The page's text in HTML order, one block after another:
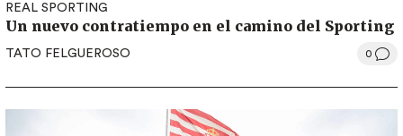
REAL SPORTING
Un nuevo contratiempo en el camino del Sporting
TATO FELGUEROSO 0